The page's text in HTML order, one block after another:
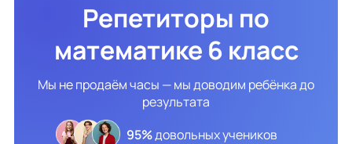
Репетиторы по
математике 6 класс
Мы не продаём часы — мы доводим ребёнка до
результата
95%довольных учеников